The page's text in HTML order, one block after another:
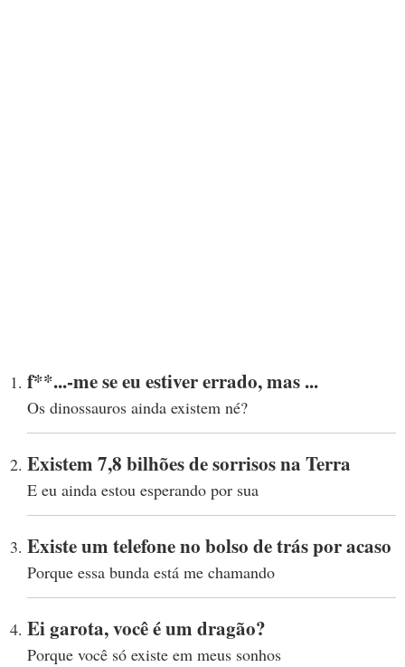
f**...-me se eu estiver errado, mas ...
Os dinossauros ainda existem né?
Existem 7,8 bilhões de sorrisos na Terra
E eu ainda estou esperando por sua
Existe um telefone no bolso de trás por acaso
Porque essa bunda está me chamando
Ei garota, você é um dragão?
Porque você só existe em meus sonhos